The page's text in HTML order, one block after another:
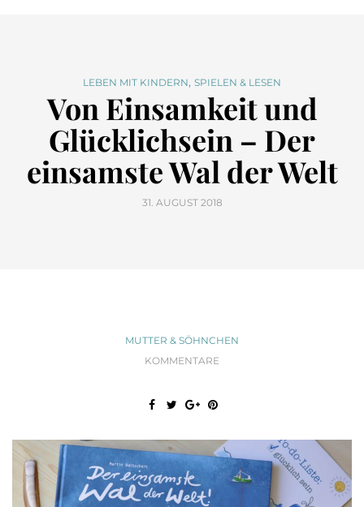
LEBEN MIT KINDERN, SPIELEN & LESEN
Von Einsamkeit und
Glücklichsein – Der
einsamste Wal der Welt
31. AUGUST 2018
MUTTER & SÖHNCHEN
KOMMENTARE